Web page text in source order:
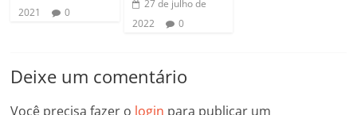
2021
0
27 de julho de
2022
0
Deixe um comentário
Você precisa fazer o login para publicar um